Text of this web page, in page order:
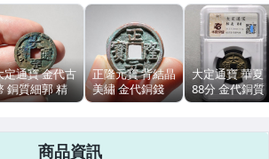
定通寶 金代古
銅質細郭 精
美品 無評級
正隆元寶 背結晶
美繡 金代銅錢
古錢幣 華夏評級
大定通寶 華夏
88分 金代銅質
祈福古錢幣 評
商品資訊